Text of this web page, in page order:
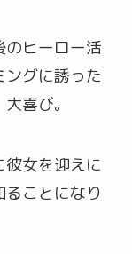
ヒーロー活
グに誘った
喜び。
女を迎えに
ことになり